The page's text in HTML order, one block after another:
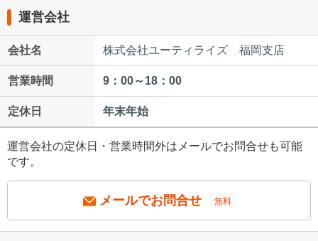
運営会社
会社名 株式会社ユーティライズ 福岡支店
営業時間 9：00～18：00
定休日 年末年始
運営会社の定休日・営業時間外はメールでお問合せも可能
です。
メールでお問合せ 無料